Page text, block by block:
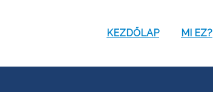
KEZDŐLAP MI EZ?